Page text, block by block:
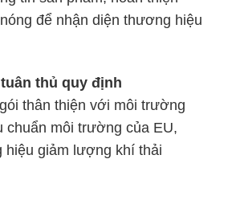
để nhận diện thương hiệu
thủ quy định
thân thiện với môi trường
chuẩn môi trường của EU,
hiệu giảm lượng khí thải